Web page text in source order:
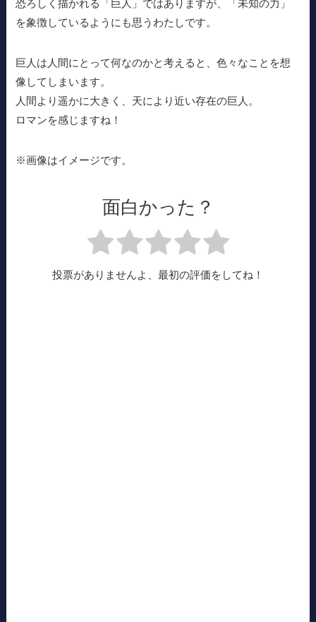
恐ろしく描かれる「巨人」ではありますが、「未知の力」
を象徴しているようにも思うわたしです。
巨人は人間にとって何なのかと考えると、色々なことを想
像してしまいます。
人間より遥かに大きく、天により近い存在の巨人。
ロマンを感じますね！
※画像はイメージです。
面白かった？
投票がありませんよ、最初の評価をしてね！